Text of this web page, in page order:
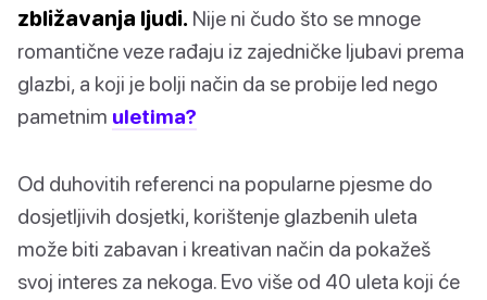
zbližavanja ljudi. Nije ni čudo što se mnoge
romantične veze rađaju iz zajedničke ljubavi prema
glazbi, a koji je bolji način da se probije led nego
pametnim uletima?
Od duhovitih referenci na popularne pjesme do
dosjetljivih dosjetki, korištenje glazbenih uleta
može biti zabavan i kreativan način da pokažeš
svoj interes za nekoga. Evo više od 40 uleta koji će